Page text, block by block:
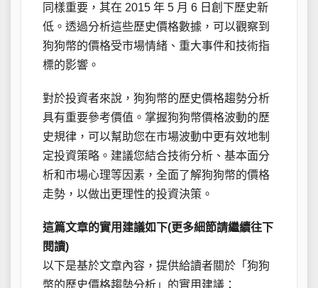
同樣重要，其在 2015 年 5 月 6 日創下歷史新
低。透過分析這些歷史價格數據，可以觀察到
狗狗幣的價格受市場情緒、重大事件和技術指
標的影響。
對於投資者來說，狗狗幣的歷史價格趨勢分析
具有重要參考價值。掌握狗狗幣價格波動的歷
史規律，可以幫助您在市場波動中更有效地制
定投資策略。建議您結合技術分析、基本面分
析和市場心理等因素，全面了解狗狗幣的價格
走勢，以做出更理性的投資決策。
這篇文章的實用建議如下(更多細節請繼續往下
閱讀)
以下是基於文章內容，提供給讀者關於「狗狗
幣的歷史價格趨勢分析」的實用建議：